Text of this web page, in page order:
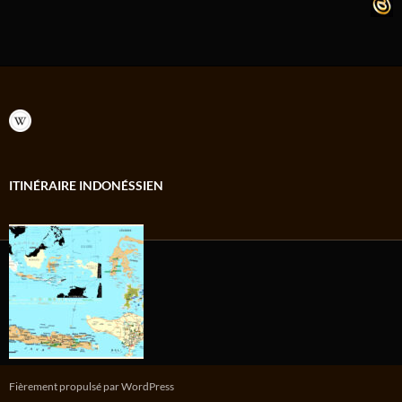
ITINÉRAIRE INDONÉSSIEN
Fièrement propulsé par WordPress